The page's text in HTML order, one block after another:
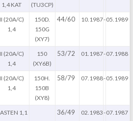
1,4 KAT
(TU3CP)
II (20A/C)
1,4
150D.
150G
(XY7)
44/60 10.1987-05.1989
II (20A/C)
1,4
150
(XY6B)
53/72 01.1987-07.1988
II (20A/C)
1,4
150H.
150B
(XY8)
58/79 07.1988-05.1989
1,1 36/49 02.1983-07.1987